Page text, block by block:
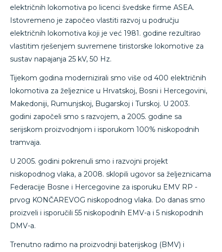
električnih lokomotiva po licenci švedske firme ASEA.
Istovremeno je započeo vlastiti razvoj u području
električnih lokomotiva koji je već 1981. godine rezultirao
vlastitim rješenjem suvremene tiristorske lokomotive za
sustav napajanja 25 kV, 50 Hz.
Tijekom godina modernizirali smo više od 400 električnih
lokomotiva za željeznice u Hrvatskoj, Bosni i Hercegovini,
Makedoniji, Rumunjskoj, Bugarskoj i Turskoj. U 2003.
godini započeli smo s razvojem, a 2005. godine sa
serijskom proizvodnjom i isporukom 100% niskopodnih
tramvaja.
U 2005. godini pokrenuli smo i razvojni projekt
niskopodnog vlaka, a 2008. sklopili ugovor sa željeznicama
Federacije Bosne i Hercegovine za isporuku EMV RP -
prvog KONČAREVOG niskopodnog vlaka. Do danas smo
proizveli i isporučili 55 niskopodnih EMV-a i 5 niskopodnih
DMV-a.
Trenutno radimo na proizvodnji baterijskog (BMV) i